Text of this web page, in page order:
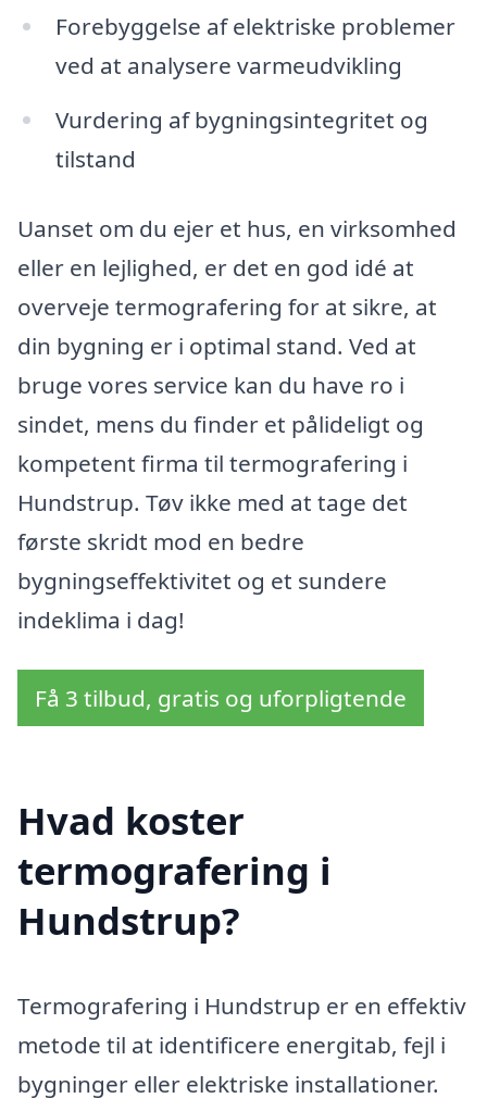
Forebyggelse af elektriske problemer
ved at analysere varmeudvikling
Vurdering af bygningsintegritet og
tilstand
Uanset om du ejer et hus, en virksomhed
eller en lejlighed, er det en god idé at
overveje termografering for at sikre, at
din bygning er i optimal stand. Ved at
bruge vores service kan du have ro i
sindet, mens du finder et pålideligt og
kompetent firma til termografering i
Hundstrup. Tøv ikke med at tage det
første skridt mod en bedre
bygningseffektivitet og et sundere
indeklima i dag!
Få 3 tilbud, gratis og uforpligtende
Hvad koster
termografering i
Hundstrup?
Termografering i Hundstrup er en effektiv
metode til at identificere energitab, fejl i
bygninger eller elektriske installationer.